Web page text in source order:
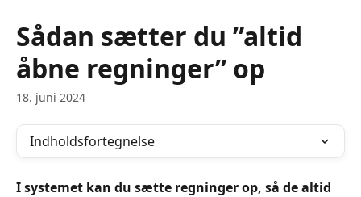
Sådan sætter du ”altid
åbne regninger” op
18. juni 2024
Indholdsfortegnelse
I systemet kan du sætte regninger op, så de altid